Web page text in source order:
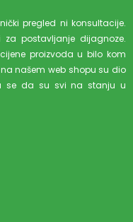
pregled ni konsultacije.
postavljanje dijagnoze.
proizvoda u bilo kom
našem web shopu su dio
se da su svi na stanju u